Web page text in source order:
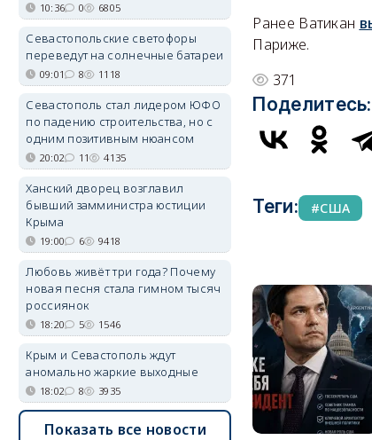
Ранее Ватикан
Париже.
371
Поделитесь:
Теги: США
10:36 0 6805
Севастопольские светофоры
переведут на солнечные батареи
09:01 8 1118
Севастополь стал лидером ЮФО
по падению строительства, но с
одним позитивным нюансом
20:02 11 4135
Ханский дворец возглавил
бывший замминистра юстиции
Крыма
19:00 6 9418
Любовь живёт три года? Почему
новая песня стала гимном тысяч
россиянок
18:20 5 1546
Крым и Севастополь ждут
аномально жаркие выходные
18:02 8 3935
Показать все новости